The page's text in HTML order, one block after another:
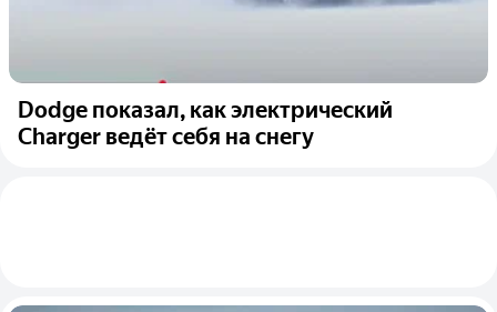
Dodge показал, как электрический
Charger ведёт себя на снегу